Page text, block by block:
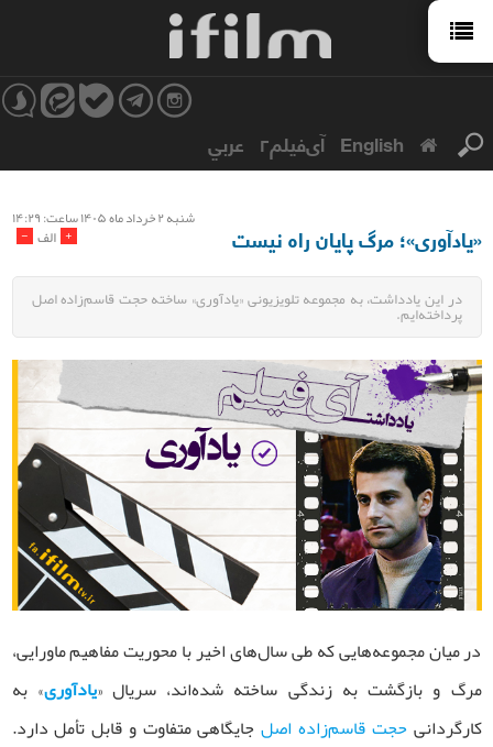
English آی‌فیلم۲ عربي
شنبه ۲ خرداد ماه ۱۴۰۵ ساعت: ۱۴:۲۹
- الف + «یادآوری»؛ مرگ پایان راه نیست
در این یادداشت، به مجموعه تلویزیونی «یادآوری» ساخته حجت قاسم‌زاده اصل
پرداخته‌ایم.
در میان مجموعه‌هایی که طی سال‌های اخیر با محوریت مفاهیم ماورایی،
مرگ و بازگشت به زندگی ساخته شده‌اند، سریال «یادآوری» به
کارگردانیحجت قاسم‌زاده اصلجایگاهی متفاوت و قابل تأمل دارد.